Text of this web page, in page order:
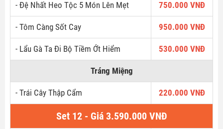
- Đệ Nhất Heo Tộc 5 Món Lên Mẹt 750.000 VNĐ
- Tôm Càng Sốt Cay 950.000 VNĐ
- Lẩu Gà Ta Đi Bộ Tiềm Ớt Hiểm 530.000 VNĐ
Tráng Miệng
- Trái Cây Thập Cẩm 220.000 VNĐ
Set 12 - Giá 3.590.000 VNĐ